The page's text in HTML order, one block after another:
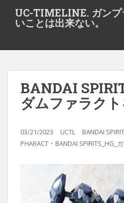
t
UC-TIMELINE. ガンプ
いことは出来ない。
BANDAI
ダムファラクト
03/21/2023 UCTL
BANDAI
PHARACT ・ BANDAI SPIRITS_HG_